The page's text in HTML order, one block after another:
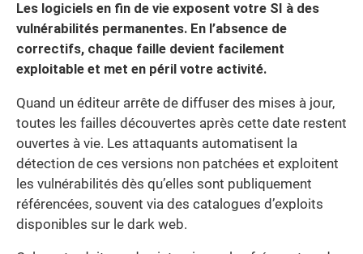
Les logiciels en fin de vie exposent votre SI à des
vulnérabilités permanentes. En l’absence de
correctifs, chaque faille devient facilement
exploitable et met en péril votre activité.
Quand un éditeur arrête de diffuser des mises à jour,
toutes les failles découvertes après cette date restent
ouvertes à vie. Les attaquants automatisent la
détection de ces versions non patchées et exploitent
les vulnérabilités dès qu’elles sont publiquement
référencées, souvent via des catalogues d’exploits
disponibles sur le dark web.